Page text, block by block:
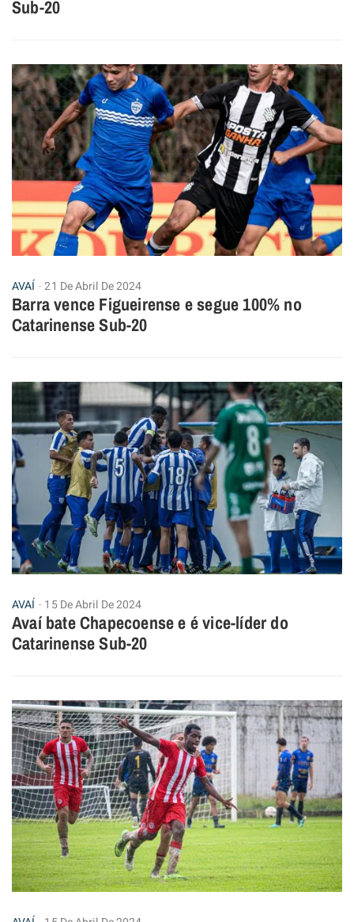
Sub-20
AVAÍ 21 De Abril De 2024
Barra vence Figueirense e segue 100% no
Catarinense Sub-20
AVAÍ 15 De Abril De 2024
Avaí bate Chapecoense e é vice-líder do
Catarinense Sub-20